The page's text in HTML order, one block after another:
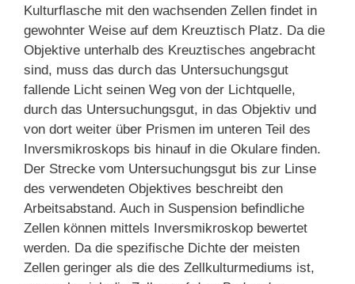
Kulturflasche mit den wachsenden Zellen findet in
gewohnter Weise auf dem Kreuztisch Platz. Da die
Objektive unterhalb des Kreuztisches angebracht
sind, muss das durch das Untersuchungsgut
fallende Licht seinen Weg von der Lichtquelle,
durch das Untersuchungsgut, in das Objektiv und
von dort weiter über Prismen im unteren Teil des
Inversmikroskops bis hinauf in die Okulare finden.
Der Strecke vom Untersuchungsgut bis zur Linse
des verwendeten Objektives beschreibt den
Arbeitsabstand. Auch in Suspension befindliche
Zellen können mittels Inversmikroskop bewertet
werden. Da die spezifische Dichte der meisten
Zellen geringer als die des Zellkulturmediums ist,